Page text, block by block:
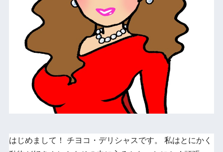
はじめまして！ チヨコ・デリシャスです。 私はとにかく